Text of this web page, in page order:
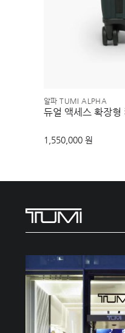
알파 TUMI ALPHA
듀얼 액세스 확장형
1,550,000 원